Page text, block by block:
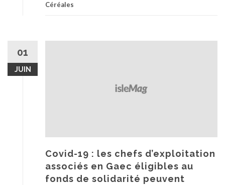
Céréales
01
JUIN
Covid-19 : les chefs d’exploitation
associés en Gaec éligibles au
fonds de solidarité peuvent